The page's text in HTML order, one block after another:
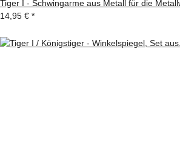
Tiger I - Schwingarme aus Metall für die
14,95 € *